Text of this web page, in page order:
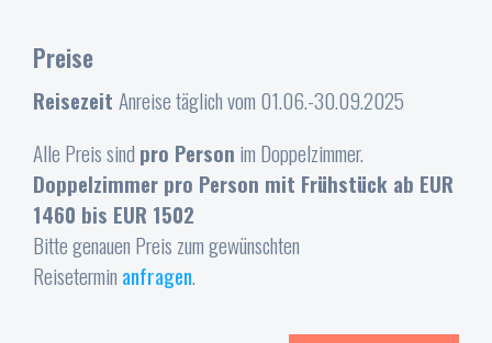
Preise
Reisezeit Anreise täglich vom 01.06.-30.09.2025
Alle Preis sind pro Person im Doppelzimmer.
Doppelzimmer pro Person mit Frühstück ab EUR
1460 bis EUR 1502
Bitte genauen Preis zum gewünschten
Reisetermin anfragen.